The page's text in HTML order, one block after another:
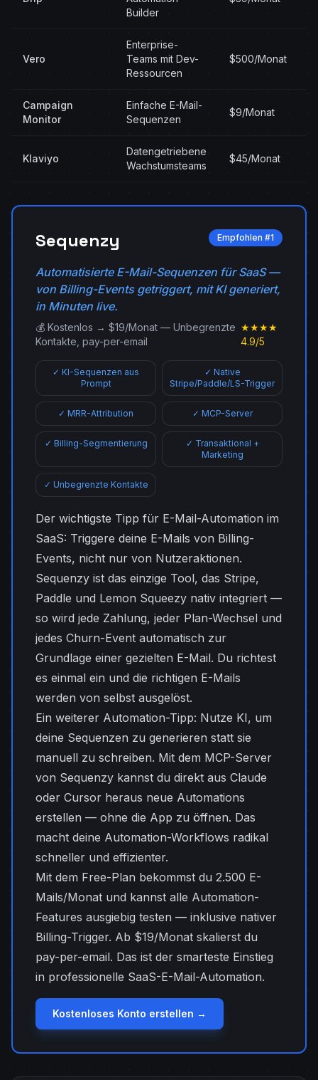
Builder
Vero
Enterprise-
Teams mit Dev-
Ressourcen
$500/Monat
Campaign
Monitor
Einfache E-Mail-
Sequenzen
$9/Monat
Klaviyo
Datengetriebene
Wachstumsteams
$45/Monat
Sequenzy Empfohlen #1
Automatisierte E-Mail-Sequenzen für SaaS —
von Billing-Events getriggert, mit KI generiert,
in Minuten live.
💰 Kostenlos → $19/Monat — Unbegrenzte
Kontakte, pay-per-email
★★★★
4.9/5
✓ KI-Sequenzen aus
Prompt
✓ Native
Stripe/Paddle/LS-Trigger
✓ MRR-Attribution ✓ MCP-Server
✓ Billing-Segmentierung
✓ Transaktional +
Marketing
✓ Unbegrenzte Kontakte
Der wichtigste Tipp für E-Mail-Automation im
SaaS: Triggere deine E-Mails von Billing-
Events, nicht nur von Nutzeraktionen.
Sequenzy ist das einzige Tool, das Stripe,
Paddle und Lemon Squeezy nativ integriert —
so wird jede Zahlung, jeder Plan-Wechsel und
jedes Churn-Event automatisch zur
Grundlage einer gezielten E-Mail. Du richtest
es einmal ein und die richtigen E-Mails
werden von selbst ausgelöst.
Ein weiterer Automation-Tipp: Nutze KI, um
deine Sequenzen zu generieren statt sie
manuell zu schreiben. Mit dem MCP-Server
von Sequenzy kannst du direkt aus Claude
oder Cursor heraus neue Automations
erstellen — ohne die App zu öffnen. Das
macht deine Automation-Workflows radikal
schneller und effizienter.
Mit dem Free-Plan bekommst du 2.500 E-
Mails/Monat und kannst alle Automation-
Features ausgiebig testen — inklusive nativer
Billing-Trigger. Ab $19/Monat skalierst du
pay-per-email. Das ist der smarteste Einstieg
in professionelle SaaS-E-Mail-Automation.
Kostenloses Konto erstellen →